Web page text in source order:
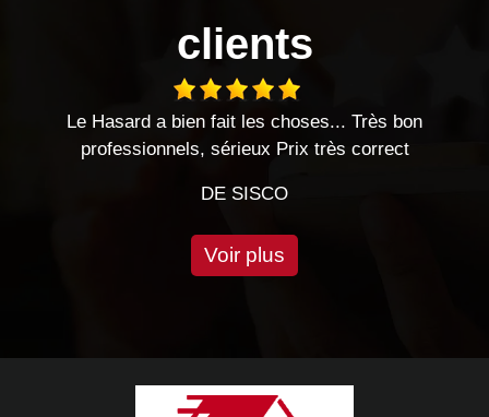
clients
bon
entreprise sérieuse travaux effectués dans
très bonnes relations
Voir plus